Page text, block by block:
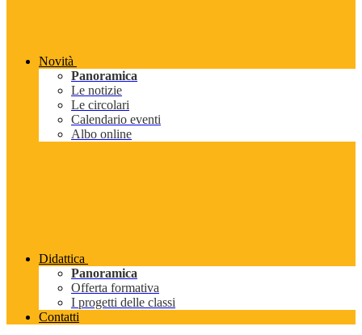
Novità
Panoramica
Le notizie
Le circolari
Calendario eventi
Albo online
Didattica
Panoramica
Offerta formativa
I progetti delle classi
Contatti